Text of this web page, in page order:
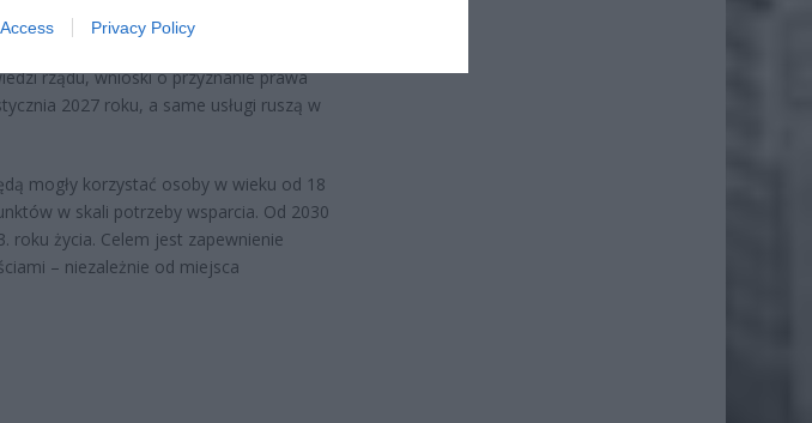
Privacy Policyma umożliwić
rządu, wnioski o przyznanie prawa
2027 roku, a same usługi ruszą w
mogły korzystać osoby w wieku od 18
w skali potrzeby wsparcia. Od 2030
roku życia. Celem jest zapewnienie
– niezależnie od miejsca